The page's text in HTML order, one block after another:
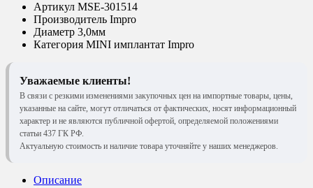
Артикул MSE-301514
Производитель Impro
Диаметр 3,0мм
Категория MINI имплантат Impro
Уважаемые клиенты!
В связи с резкими изменениями закупочных цен на импортные товары, цены,
указанные на сайте, могут отличаться от фактических, носят информационный
характер и не являются публичной офертой, определяемой положениями
статьи 437 ГК РФ.
Актуальную стоимость и наличие товара уточняйте у наших менеджеров.
Описание